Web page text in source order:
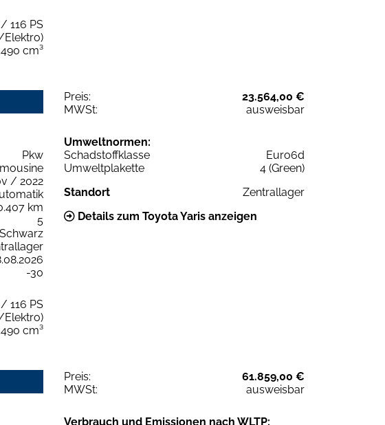
116 PS
Elektro)
cm³
Preis:
23.564,00 €
MWSt:
ausweisbar
Pkw
/ 2022
km
5
Schwarz
-30
116 PS
Elektro)
cm³
Umweltnormen:
Schadstoffklasse
Euro6d
Umweltplakette
4 (Green)
Standort
Zentrallager
Details zum Toyota Yaris anzeigen
Preis:
61.859,00 €
MWSt:
ausweisbar
Verbrauch und Emissionen nach WLTP: